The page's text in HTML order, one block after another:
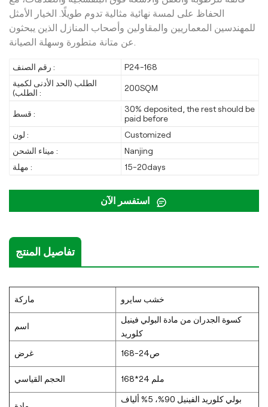
الحفاظ على لمسة نهائية مثالية تدوم طويلًا. الخيار الأمثل
للمهندسين المعماريين والمقاولين وأصحاب المنازل الذين يبحثون
رقم الصنف :
P24-168
الطلب (الحد الأدنى لكمية
الطلب) :
200SQM
قسط :
30% deposited, the rest should be
paid before
لون :
Customized
ميناء الشحن :
Nanjing
مهلة :
15-20days
تفاصيل المنتج
ماركة خشب سايرو
اسم
كسوة الجدران من مادة البولي فينيل
كلوريد
غرض ص24-168
الحجم القياسي 168*24 ملم
بولي كلوريد الفينيل 90%، 5% ألياف